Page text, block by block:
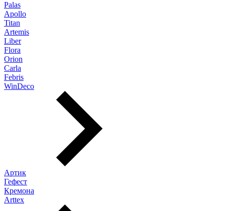
Palas
Apollo
Titan
Artemis
Liber
Flora
Orion
Carla
Febris
WinDeco
Артик
Гефест
Кремона
Arttex